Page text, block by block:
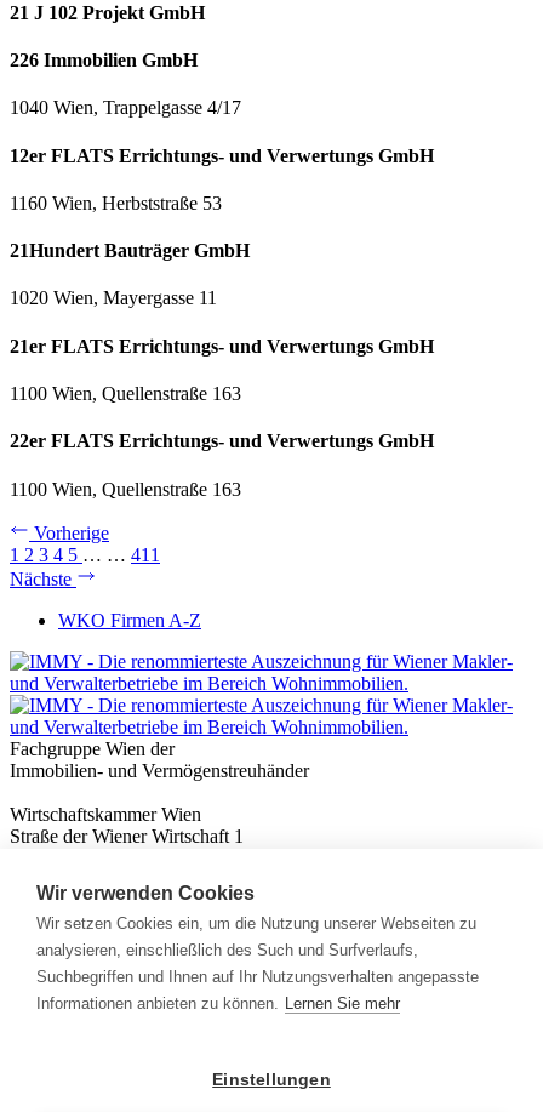
21 J 102 Projekt GmbH
226 Immobilien GmbH
1040 Wien, Trappelgasse 4/17
12er FLATS Errichtungs- und Verwertungs GmbH
1160 Wien, Herbststraße 53
21Hundert Bauträger GmbH
1020 Wien, Mayergasse 11
21er FLATS Errichtungs- und Verwertungs GmbH
1100 Wien, Quellenstraße 163
22er FLATS Errichtungs- und Verwertungs GmbH
1100 Wien, Quellenstraße 163
Vorherige
1 2 3 4 5 … … 411
Nächste
WKO Firmen A-Z
Fachgruppe Wien der
Immobilien- und Vermögenstreuhänder
Wirtschaftskammer Wien
Straße der Wiener Wirtschaft 1
Nützliches
Immobilienwissen
Formulare & Rechner
Expert:innen
Info
Wir verwenden Cookies
Wir setzen Cookies ein, um die Nutzung unserer Webseiten zu
analysieren, einschließlich des Such und Surfverlaufs,
Suchbegriffen und Ihnen auf Ihr Nutzungsverhalten angepasste
Informationen anbieten zu können. Lernen Sie mehr
Einstellungen